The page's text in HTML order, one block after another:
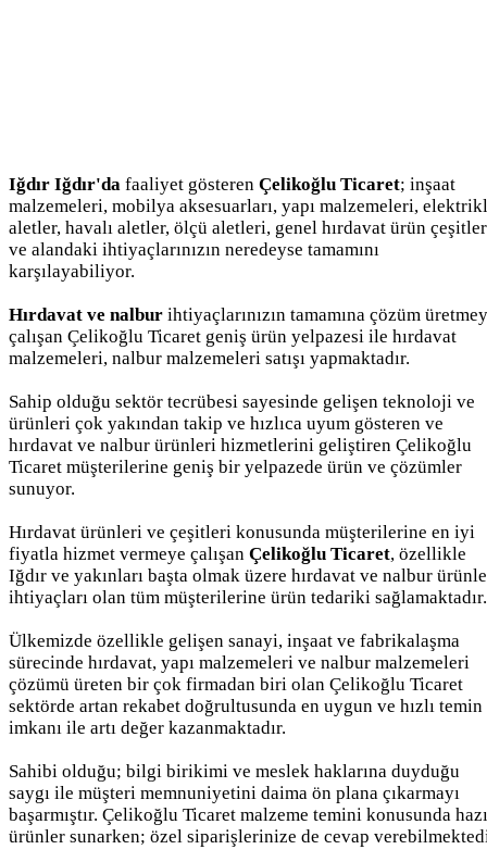
Iğdır Iğdır'da faaliyet gösteren Çelikoğlu Ticaret; inşaat
malzemeleri, mobilya aksesuarları, yapı malzemeleri,
aletler, havalı aletler, ölçü aletleri, genel hırdavat ürün
ve alandaki ihtiyaçlarınızın neredeyse tamamını
karşılayabiliyor.
Hırdavat ve nalbur ihtiyaçlarınızın tamamına çözüm
çalışan Çelikoğlu Ticaret geniş ürün yelpazesi ile hırdavat
malzemeleri, nalbur malzemeleri satışı yapmaktadır.
Sahip olduğu sektör tecrübesi sayesinde gelişen teknoloji ve
ürünleri çok yakından takip ve hızlıca uyum gösteren ve
hırdavat ve nalbur ürünleri hizmetlerini geliştiren Çelikoğlu
Ticaret müşterilerine geniş bir yelpazede ürün ve çözümler
sunuyor.
Hırdavat ürünleri ve çeşitleri konusunda müşterilerine en iyi
fiyatla hizmet vermeye çalışan Çelikoğlu Ticaret, özellikle
Iğdır ve yakınları başta olmak üzere hırdavat ve nalbur
ihtiyaçları olan tüm müşterilerine ürün tedariki sağlamaktadır.
Ülkemizde özellikle gelişen sanayi, inşaat ve fabrikalaşma
sürecinde hırdavat, yapı malzemeleri ve nalbur malzemeleri
çözümü üreten bir çok firmadan biri olan Çelikoğlu Ticaret
sektörde artan rekabet doğrultusunda en uygun ve hızlı temin
imkanı ile artı değer kazanmaktadır.
Sahibi olduğu; bilgi birikimi ve meslek haklarına duyduğu
saygı ile müşteri memnuniyetini daima ön plana çıkarmayı
başarmıştır. Çelikoğlu Ticaret malzeme temini konusunda
ürünler sunarken; özel siparişlerinize de cevap